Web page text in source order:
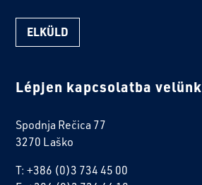
Lépjen kapcsolatba velünk
Spodnja Rečica 77
3270 Laško
T: +386 (0)3 734 45 00